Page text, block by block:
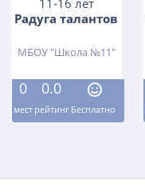
11-16 лет
Радуга талантов
МБОУ "Школа №11"
0 0.0
мест рейтинг Бесплатно